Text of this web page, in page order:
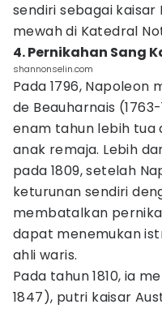
sendiri sebagai
mewah di Katedral
4. Pernikahan Sang
shannonselin.com
Pada 1796, Napoleon
de Beauharnais
enam tahun lebih tua
anak remaja. Lebih
pada 1809, setelah
keturunan sendiri
membatalkan
dapat menemukan
ahli waris.
Pada tahun 1810, ia
1847), putri kaisar